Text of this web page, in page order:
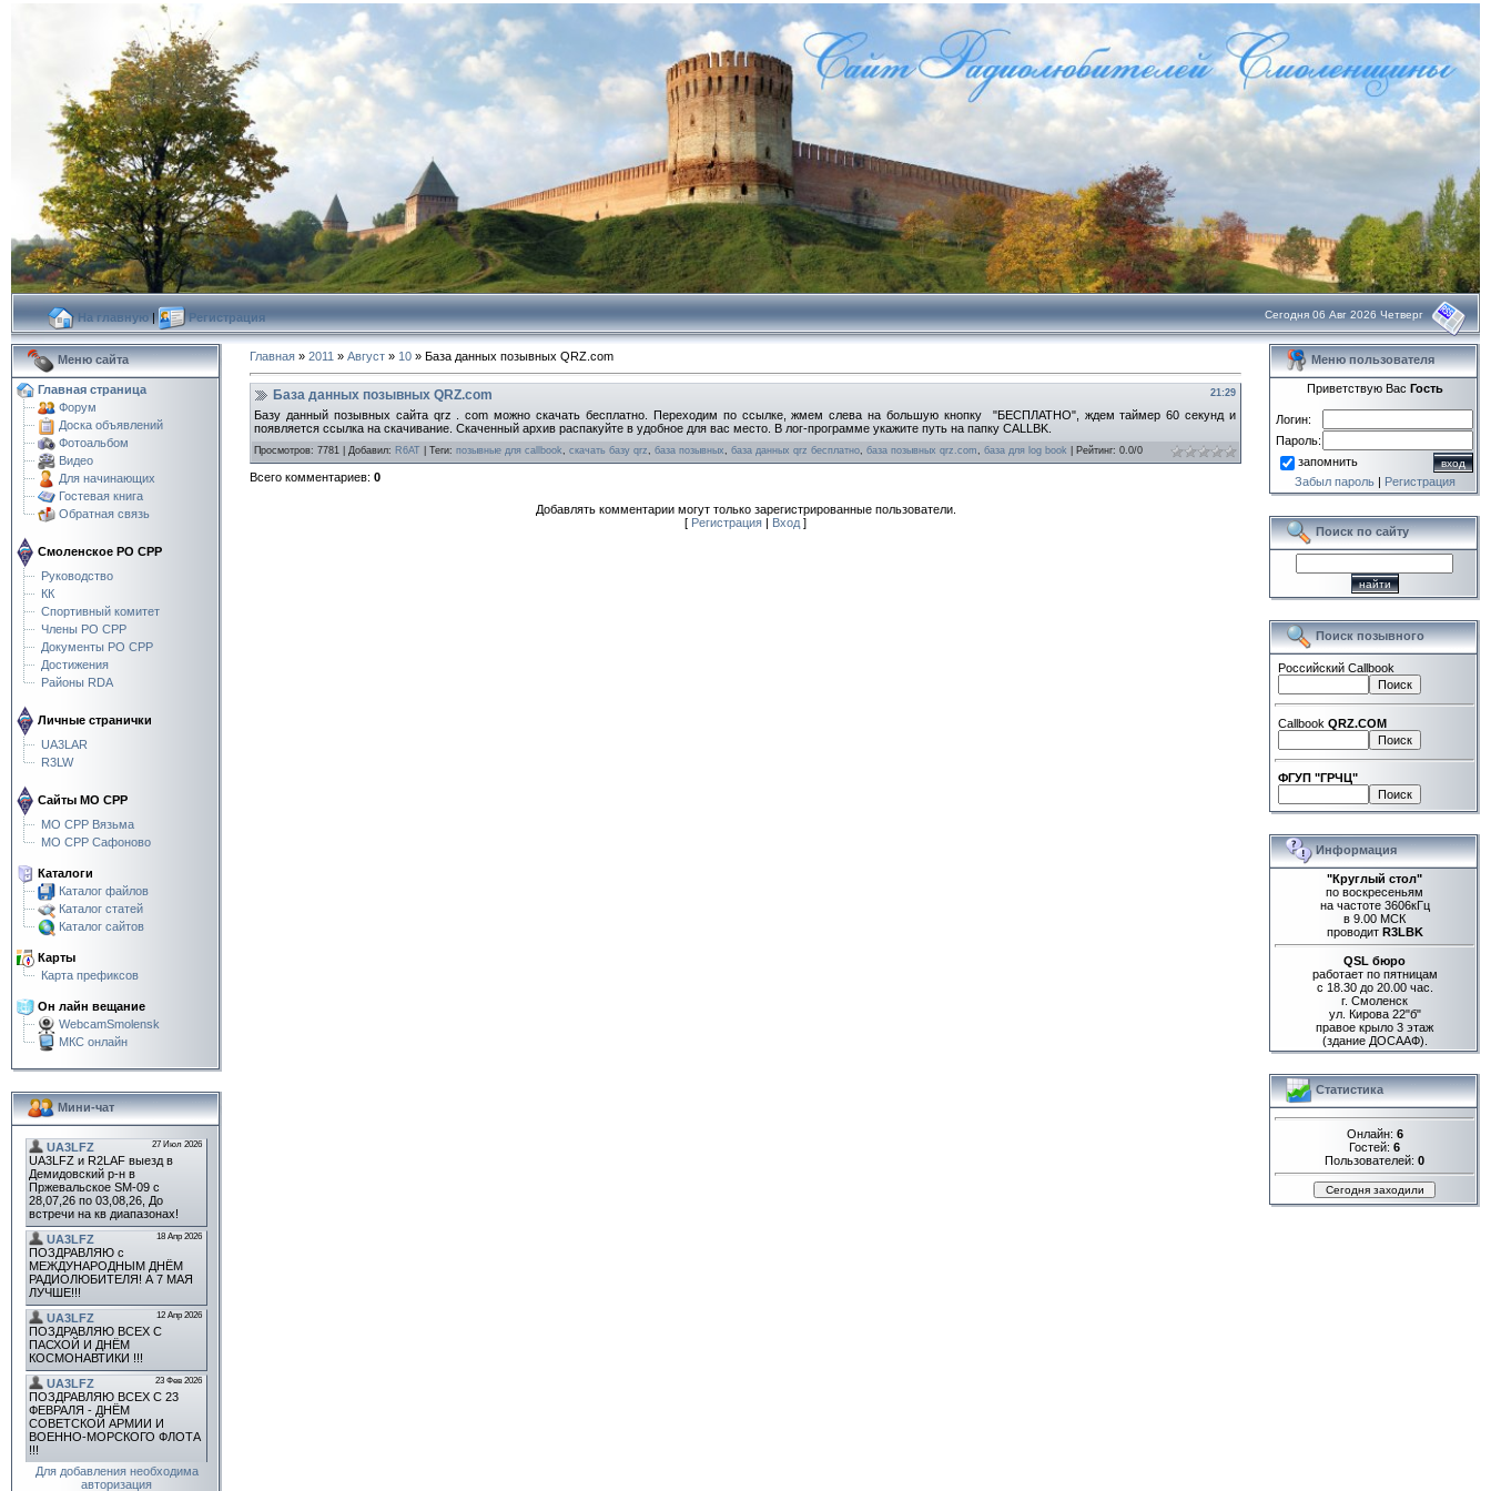
На главную| Регистрация Сегодня 06 Авг 2026 Четверг
Меню сайта
Главная страница
Форум
Доска объявлений
Фотоальбом
Видео
Для начинающих
Гостевая книга
Обратная связь
Смоленское РО СРР
Руководство
КК
Спортивный комитет
Члены РО СРР
Документы РО СРР
Достижения
Районы RDA
Личные странички
UA3LAR
R3LW
Сайты МО СРР
МО СРР Вязьма
МО СРР Сафоново
Каталоги
Каталог файлов
Каталог статей
Каталог сайтов
Карты
Карта префиксов
Он лайн вещание
WebcamSmolensk
МКС онлайн
Мини-чат
Для добавления необходима
авторизация
Главная » 2011 » Август » 10 » База данных позывных QRZ.соm
21:29
База данных позывных QRZ.соm
Базу данный позывных сайта qrz . соm можно скачать бесплатно. Переходим по ссылке, жмем слева на большую кнопку "БЕСПЛАТНО", ждем таймер 60 секунд и
появляется ссылка на скачивание. Скаченный архив распакуйте в удобное для вас место. В лог-программе укажите путь на папку CALLBK.
Просмотров: 7781 Добавил: R6AT Теги: позывные для callbook скачать базу qrz база позывных база данных qrz бесплатно база позывных qrz.com база для log book Рейтинг: 0.0/0
Всего комментариев: 0
Добавлять комментарии могут только зарегистрированные пользователи.
[ Регистрация | Вход ]
Меню пользователя
Приветствую Вас Гость
Логин:
Пароль:
запомнить
Забыл пароль| Регистрация
Поиск по сайту
Поиск позывного
Российский Callbook
Callbook QRZ.COM
ФГУП "ГРЧЦ"
Информация
"Круглый стол"
по воскресеньям
на частоте 3606кГц
в 9.00 МСК
проводит R3LBK
QSL бюро
работает по пятницам
с 18.30 до 20.00 час.
г. Смоленск
ул. Кирова 22"б"
правое крыло 3 этаж
(здание ДОСААФ).
Статистика
Онлайн: 6
Гостей: 6
Пользователей: 0